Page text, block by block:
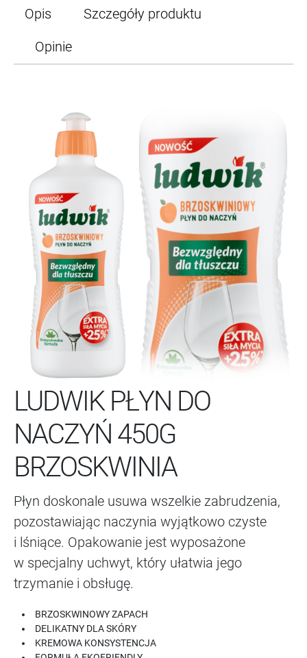
Opis
Szczegóły produktu
Opinie
LUDWIK PŁYN DO
NACZYŃ 450G
BRZOSKWINIA
Płyn doskonale usuwa wszelkie zabrudzenia,
pozostawiając naczynia wyjątkowo czyste
i lśniące. Opakowanie jest wyposażone
w specjalny uchwyt, który ułatwia jego
trzymanie i obsługę.
BRZOSKWINOWY ZAPACH
DELIKATNY DLA SKÓRY
KREMOWA KONSYSTENCJA